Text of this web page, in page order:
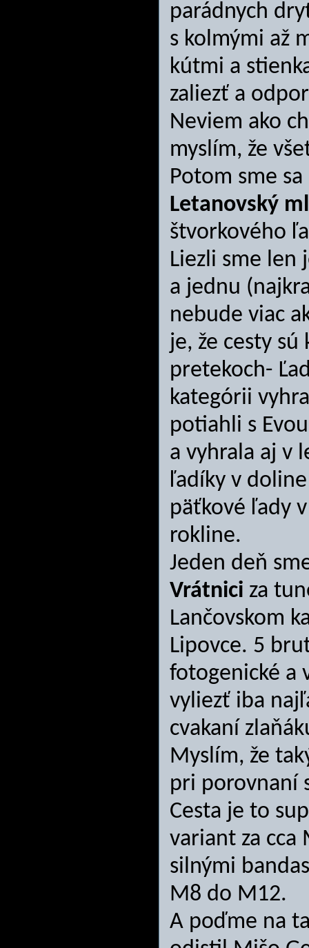
parádnych
s kolmými až
kútmi a
zaliezť a
Neviem ako
myslím, že
Potom sme
Letanovský
štvorkového
Liezli sme len
a jednu
nebude viac
je, že cesty sú
pretekoch-
kategórii
potiahli s
a vyhrala aj v
ľadíky v
päťkové ľady
rokline.
Jeden deň
Vrátnici za
Lančovskom
Lipovce. 5
fotogenické a
vyliezť iba
cvakaní
Myslím, že
pri porovnaní
Cesta je to
variant za cca
silnými
M8 do M12.
A poďme na